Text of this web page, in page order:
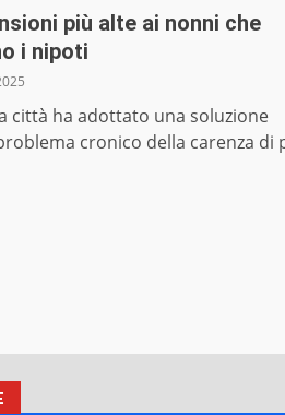
più alte ai nonni che
i nipoti
città ha adottato una soluzione
cronico della carenza di